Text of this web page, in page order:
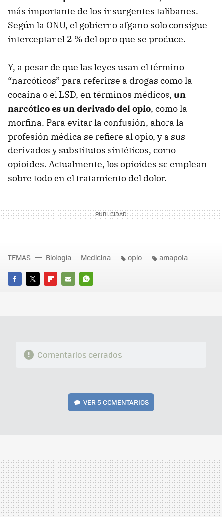
más importante de los insurgentes talibanes.
Según la ONU, el gobierno afgano solo consigue
interceptar el 2 % del opio que se produce.
Y, a pesar de que las leyes usan el término
“narcóticos” para referirse a drogas como la
cocaína o el LSD, en términos médicos, un
narcótico es un derivado del opio, como la
morfina. Para evitar la confusión, ahora la
profesión médica se refiere al opio, y a sus
derivados y substitutos sintéticos, como
opioides. Actualmente, los opioides se emplean
sobre todo en el tratamiento del dolor.
FACEBOOK
TWITTERFLIPBOARD
E-
WHATSAPP
TEMAS Biología Medicina opio amapola
Comentarios cerrados
VER 5 COMENTARIOS